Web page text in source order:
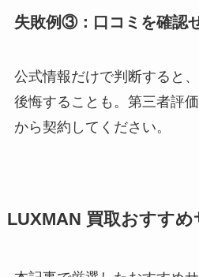
失敗例③：口コミを確認
公式情報だけで判断すると
後悔することも。第三者評
から契約してください。
LUXMAN 買取おすす